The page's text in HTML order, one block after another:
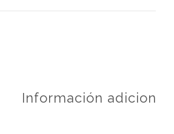
Información adicional